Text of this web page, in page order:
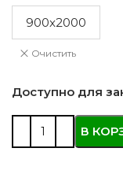
900x2000
Очистить
Доступно для
В